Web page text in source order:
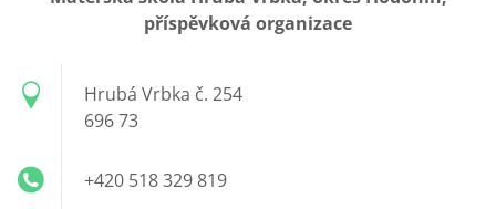
příspěvková organizace
Hrubá Vrbka č. 254
696 73
+420 518 329 819